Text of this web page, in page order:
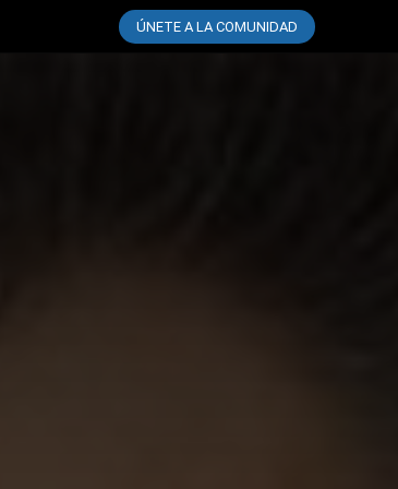
ÚNETE A LA COMUNIDAD